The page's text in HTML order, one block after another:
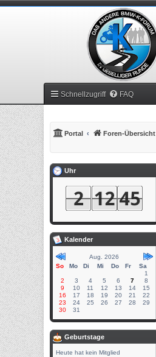
Schnellzugriff FAQ
Portal Foren-Übersicht
Uhr
Kalender
Aug. 2026
So
Mo Di Mi Do Fr
Sa
1
2
3 4 5 6 7
8
9
10 11 12 13 14
15
16
17 18 19 20 21
22
23
24 25 26 27 28
29
30
31
Geburtstage
Heute hat kein Mitglied